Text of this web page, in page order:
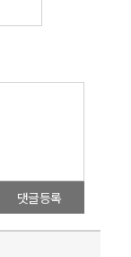
댓글등록